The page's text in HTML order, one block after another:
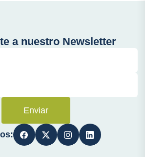
a nuestro Newsletter
Enviar